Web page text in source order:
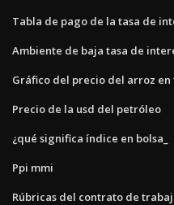
Tabla de pago de la tasa de
Ambiente de baja tasa de
Gráfico del precio del arroz
Precio de la usd del petróleo
¿qué significa índice en bolsa_
Ppi mmi
Rúbricas del contrato de